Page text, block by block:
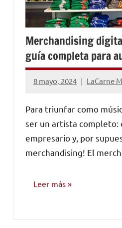
Merchandising
guía completa para
8 mayo, 2024 LaCarne
No
comentarios
Para triunfar como
ser un artista completo:
empresario y, por
merchandising! El
Leer más